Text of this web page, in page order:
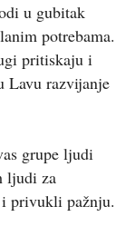
u gubitak
potrebama.
pritiskaju i
Lavu razvijanje
grupe ljudi
ljudi za
privukli pažnju.